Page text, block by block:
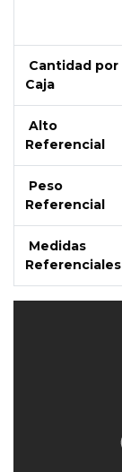
Cantidad por
Caja
Alto
Referencial
Peso
Referencial
Medidas
Referenciales